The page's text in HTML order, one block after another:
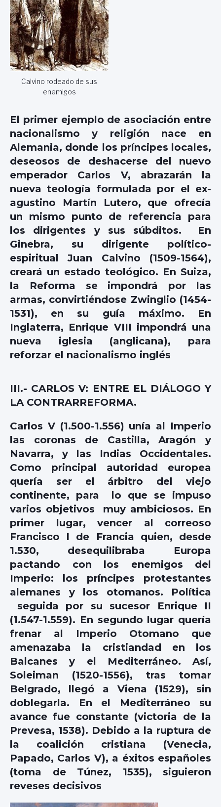
Calvino rodeado de sus
enemigos
El primer ejemplo de asociación entre
nacionalismo y religión nace en
Alemania, donde los príncipes locales,
deseosos de deshacerse del nuevo
emperador Carlos V, abrazarán la
nueva teología formulada por el ex-
agustino Martín Lutero, que ofrecía
un mismo punto de referencia para
los dirigentes y sus súbditos. En
Ginebra, su dirigente político-
espiritual Juan Calvino (1509-1564),
creará un estado teológico. En Suiza,
la Reforma se impondrá por las
armas, convirtiéndose Zwinglio (1454-
1531), en su guía máximo. En
Inglaterra, Enrique VIII impondrá una
nueva iglesia (anglicana), para
reforzar el nacionalismo inglés
III.- CARLOS V: ENTRE EL DIÁLOGO Y
LA CONTRARREFORMA.
Carlos V (1.500-1.556) unía al Imperio
las coronas de Castilla, Aragón y
Navarra, y las Indias Occidentales.
Como principal autoridad europea
quería ser el árbitro del viejo
continente, para lo que se impuso
varios objetivos muy ambiciosos. En
primer lugar, vencer al correoso
Francisco I de Francia quien, desde
1.530, desequilibraba Europa
pactando con los enemigos del
Imperio: los príncipes protestantes
alemanes y los otomanos. Política
seguida por su sucesor Enrique II
(1.547-1.559). En segundo lugar quería
frenar al Imperio Otomano que
amenazaba la cristiandad en los
Balcanes y el Mediterráneo. Así,
Soleiman (1520-1556), tras tomar
Belgrado, llegó a Viena (1529), sin
doblegarla. En el Mediterráneo su
avance fue constante (victoria de la
Prevesa, 1538). Debido a la ruptura de
la coalición cristiana (Venecia,
Papado, Carlos V), a éxitos españoles
(toma de Túnez, 1535), siguieron
reveses decisivos